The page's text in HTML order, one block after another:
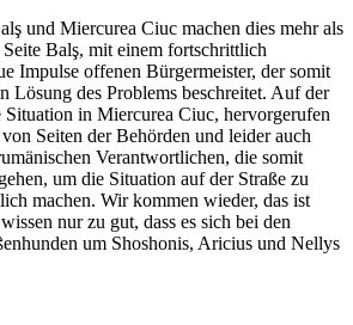
und Miercurea Ciuc machen dies mehr als
Balş, mit einem fortschrittlich
Impulse offenen Bürgermeister, der somit
Lösung des Problems beschreitet. Auf der
Situation in Miercurea Ciuc, hervorgerufen
Seiten der Behörden und leider auch
Verantwortlichen, die somit
um die Situation auf der Straße zu
machen. Wir kommen wieder, das ist
nur zu gut, dass es sich bei den
um Shoshonis, Aricius und Nellys